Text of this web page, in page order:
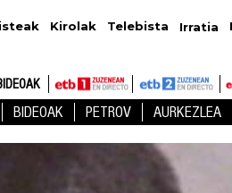
Kirolak Telebista Irratia
BIDEOAK PETROV AURKEZLEA